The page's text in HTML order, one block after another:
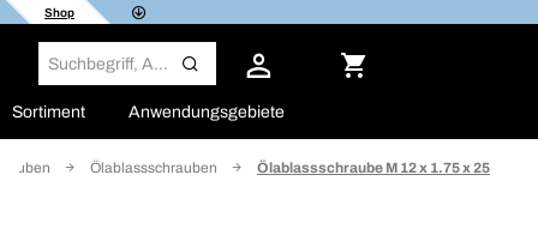
Shop
Sortiment Anwendungsgebiete
Ölablassschrauben Ölablassschraube M 12 x 1.75 x 25